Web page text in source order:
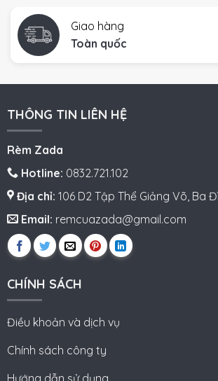
Giao hàng
Toàn quốc
THÔNG TIN LIÊN HỆ
Rèm Zada
Hotline: 0832.721.102
Địa chỉ: 106 D2 Tập Thể Giảng Võ, Ba
Email: remcuazada@gmail.com
CHÍNH SÁCH
Điều khoản và dịch vụ
Chính sách công ty